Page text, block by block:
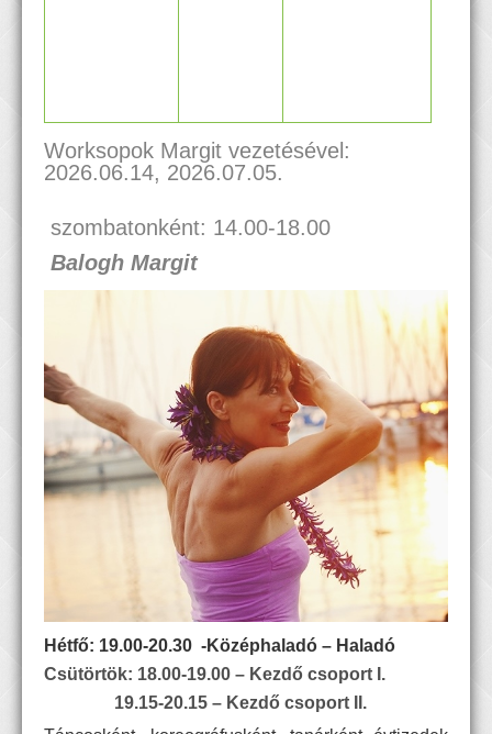
Worksopok Margit vezetésével:
2026.06.14, 2026.07.05.
szombatonként: 14.00-18.00
Balogh Margit
Hétfő: 19.00-20.30 -Középhaladó – Haladó
Csütörtök: 18.00-19.00 – Kezdő csoport I.
19.15-20.15 – Kezdő csoport II.